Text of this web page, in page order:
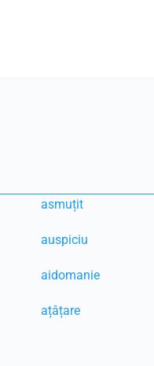
asmuțit
auspiciu
aidomanie
ațâțare